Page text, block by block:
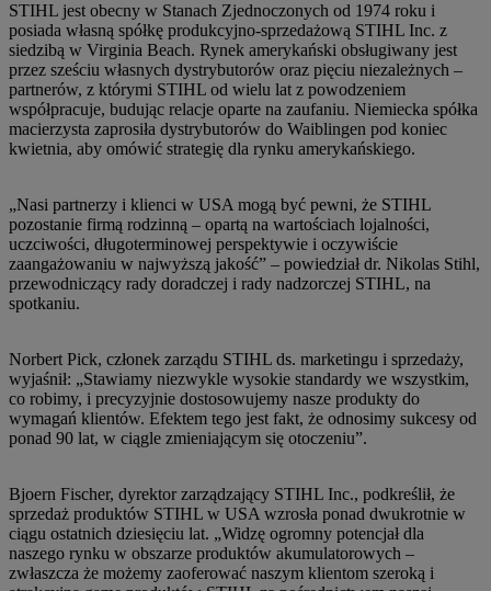
STIHL jest obecny w Stanach Zjednoczonych od 1974 roku i
posiada własną spółkę produkcyjno-sprzedażową STIHL Inc. z
siedzibą w Virginia Beach. Rynek amerykański obsługiwany jest
przez sześciu własnych dystrybutorów oraz pięciu niezależnych –
partnerów, z którymi STIHL od wielu lat z powodzeniem
współpracuje, budując relacje oparte na zaufaniu. Niemiecka spółka
macierzysta zaprosiła dystrybutorów do Waiblingen pod koniec
kwietnia, aby omówić strategię dla rynku amerykańskiego.
„Nasi partnerzy i klienci w USA mogą być pewni, że STIHL
pozostanie firmą rodzinną – opartą na wartościach lojalności,
uczciwości, długoterminowej perspektywie i oczywiście
zaangażowaniu w najwyższą jakość” – powiedział dr. Nikolas Stihl,
przewodniczący rady doradczej i rady nadzorczej STIHL, na
spotkaniu.
Norbert Pick, członek zarządu STIHL ds. marketingu i sprzedaży,
wyjaśnił: „Stawiamy niezwykle wysokie standardy we wszystkim,
co robimy, i precyzyjnie dostosowujemy nasze produkty do
wymagań klientów. Efektem tego jest fakt, że odnosimy sukcesy od
ponad 90 lat, w ciągle zmieniającym się otoczeniu”.
Bjoern Fischer, dyrektor zarządzający STIHL Inc., podkreślił, że
sprzedaż produktów STIHL w USA wzrosła ponad dwukrotnie w
ciągu ostatnich dziesięciu lat. „Widzę ogromny potencjał dla
naszego rynku w obszarze produktów akumulatorowych –
zwłaszcza że możemy zaoferować naszym klientom szeroką i